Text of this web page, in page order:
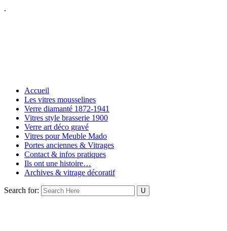
.
Accueil
Les vitres mousselines
Verre diamanté 1872-1941
Vitres style brasserie 1900
Verre art déco gravé
Vitres pour Meuble Mado
Portes anciennes & Vitrages
Contact & infos pratiques
Ils ont une histoire…
Archives & vitrage décoratif
Search for: